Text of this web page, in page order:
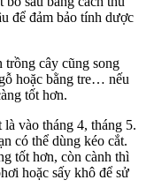
để đảm bảo tính dược
trồng cây cũng song
hoặc bằng tre… nếu
tốt hơn.
vào tháng 4, tháng 5.
có thể dùng kéo cắt.
tốt hơn, còn cành thì
hoặc sấy khô để sử